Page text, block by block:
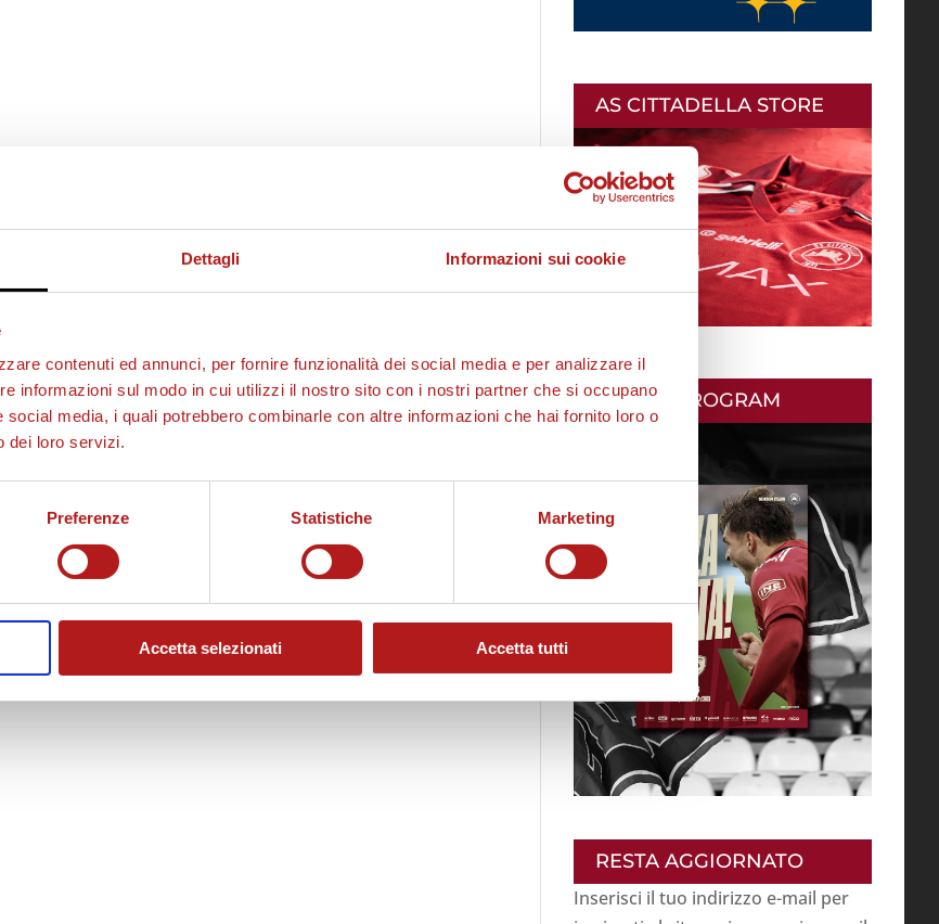
Dettagli Informazioni sui cookie
contenuti ed annunci, per fornire funzionalità dei social media e per analizzare il
informazioni sul modo in cui utilizzi il nostro sito con i nostri partner che si occupano
social media, i quali potrebbero combinarle con altre informazioni che hai fornito loro o
dei loro servizi.
Preferenze Statistiche Marketing
Accetta selezionati Accetta tutti
AS CITTADELLA STORE
MATCH PROGRAM
RESTA AGGIORNATO
Inserisci il tuo indirizzo e-mail per